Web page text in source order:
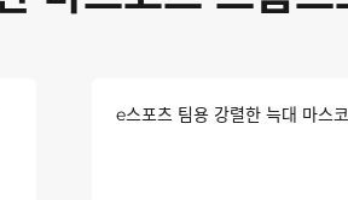
e스포츠 팀용 강렬한 늑대 마스